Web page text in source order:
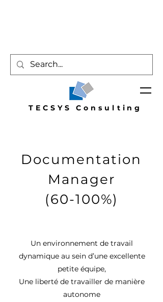
TECSYS Consulting
Documentation
Manager
(60-100%)
Un environnement de travail
dynamique au sein d’une excellente
petite équipe,
Une liberté de travailler de manière
autonome